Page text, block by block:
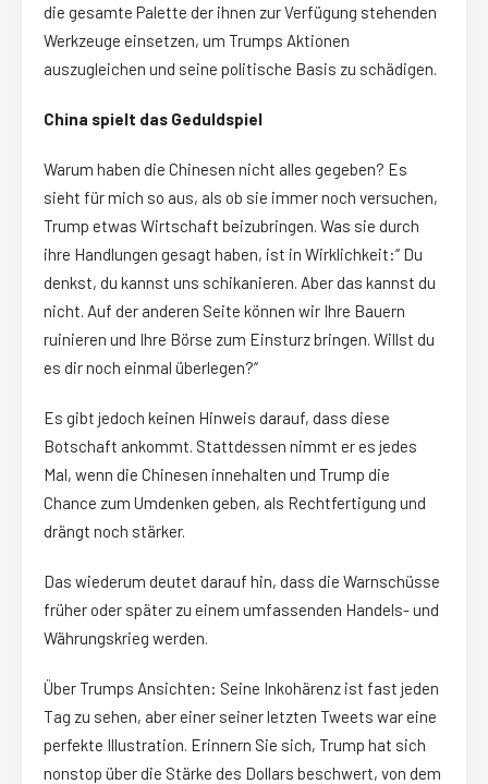
die gesamte Palette der ihnen zur Verfügung stehenden
Werkzeuge einsetzen, um Trumps Aktionen
auszugleichen und seine politische Basis zu schädigen.
China spielt das Geduldspiel
Warum haben die Chinesen nicht alles gegeben? Es
sieht für mich so aus, als ob sie immer noch versuchen,
Trump etwas Wirtschaft beizubringen. Was sie durch
ihre Handlungen gesagt haben, ist in Wirklichkeit:“ Du
denkst, du kannst uns schikanieren. Aber das kannst du
nicht. Auf der anderen Seite können wir Ihre Bauern
ruinieren und Ihre Börse zum Einsturz bringen. Willst du
es dir noch einmal überlegen?“
Es gibt jedoch keinen Hinweis darauf, dass diese
Botschaft ankommt. Stattdessen nimmt er es jedes
Mal, wenn die Chinesen innehalten und Trump die
Chance zum Umdenken geben, als Rechtfertigung und
drängt noch stärker.
Das wiederum deutet darauf hin, dass die Warnschüsse
früher oder später zu einem umfassenden Handels- und
Währungskrieg werden.
Über Trumps Ansichten: Seine Inkohärenz ist fast jeden
Tag zu sehen, aber einer seiner letzten Tweets war eine
perfekte Illustration. Erinnern Sie sich, Trump hat sich
nonstop über die Stärke des Dollars beschwert, von dem